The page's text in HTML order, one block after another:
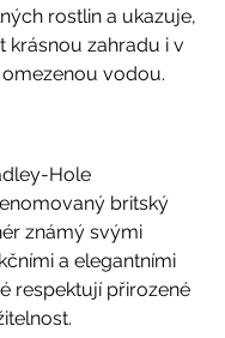
rostlin a ukazuje,
krásnou zahradu i v
vodou.
Hole
britský
známý svými
a elegantními
respektují přirozené